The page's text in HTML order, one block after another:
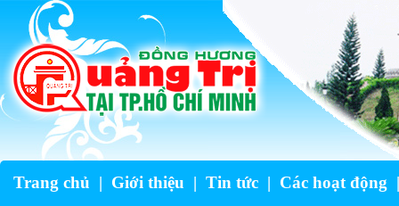
Trang chủ | Giới thiệu | Tin tức | Các hoạt động |